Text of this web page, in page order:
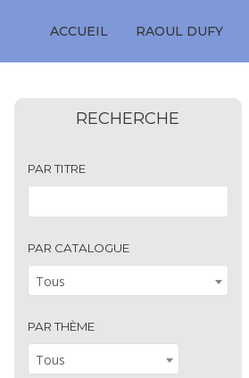
ACCUEIL RAOUL DUFY
RECHERCHE
PAR TITRE
PAR CATALOGUE
Tous
PAR THÈME
Tous